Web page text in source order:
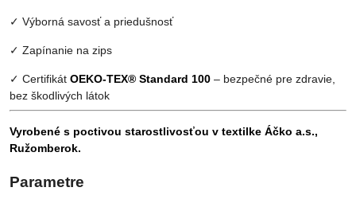
✓ Výborná savosť a priedušnosť
✓ Zapínanie na zips
✓ Certifikát OEKO-TEX® Standard 100 – bezpečné pre zdravie,
bez škodlivých látok
Vyrobené s poctivou starostlivosťou v textilke Áčko a.s.,
Ružomberok.
Parametre